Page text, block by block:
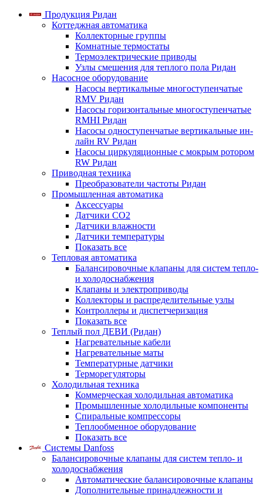
Продукция Ридан
Коттеджная автоматика
Коллекторные группы
Комнатные термостаты
Термоэлектрические приводы
Узлы смешения для теплого пола Ридан
Насосное оборудование
Насосы вертикальные многоступенчатые
RMV Ридан
Насосы горизонтальные многоступенчатые
RMHI Ридан
Насосы одноступенчатые вертикальные ин-
лайн RV Ридан
Насосы циркуляционные с мокрым ротором
RW Ридан
Приводная техника
Преобразователи частоты Ридан
Промышленная автоматика
Аксессуары
Датчики CO2
Датчики влажности
Датчики температуры
Показать все
Тепловая автоматика
Балансировочные клапаны для систем тепло-
и холодоснабжения
Клапаны и электроприводы
Коллекторы и распределительные узлы
Контроллеры и диспетчеризация
Показать все
Теплый пол ДЕВИ (Ридан)
Нагревательные кабели
Нагревательные маты
Температурные датчики
Терморегуляторы
Холодильная техника
Коммерческая холодильная автоматика
Промышленные холодильные компоненты
Спиральные компрессоры
Теплообменное оборудование
Показать все
Системы Danfoss
Балансировочные клапаны для систем тепло- и
холодоснабжения
Автоматические балансировочные клапаны
Дополнительные принадлежности и